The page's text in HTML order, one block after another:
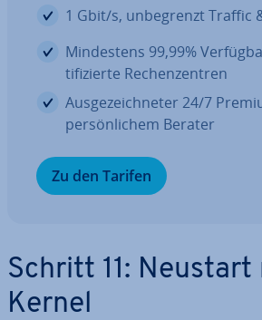
1 Gbit/s, un­be­grenzt Traffic
Min­des­tens 99,99%
ti­fi­zier­te Re­chen­zen­tren
Aus­ge­zeich­ne­ter 24/7
per­sön­li­chem Berater
Zu den Tarifen
Schritt 11:
Kernel